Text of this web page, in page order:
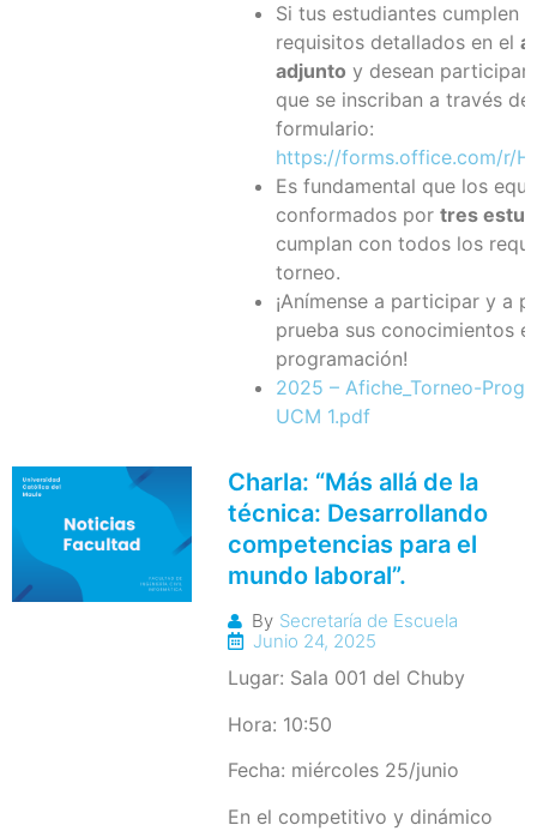
Si tus estudiantes cumplen
requisitos detallados en el
adjunto y desean
que se inscriban a través
formulario:
https://forms.office.com/r/
Es fundamental que los
conformados por tres
cumplan con todos los
torneo.
¡Anímense a participar y a
prueba sus conocimientos
programación!
2025 – Afiche_Torneo-
UCM 1.pdf
Charla: “Más allá de la
técnica: Desarrollando
competencias para el
mundo laboral”.
By Secretaría de Escuela
Junio 24, 2025
Lugar: Sala 001 del Chuby
Hora: 10:50
Fecha: miércoles 25/junio
En el competitivo y dinámico